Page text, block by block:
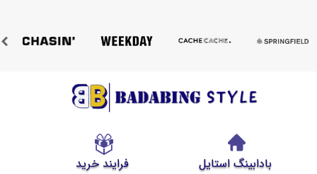
فرایند خرید بادابینگ استایل